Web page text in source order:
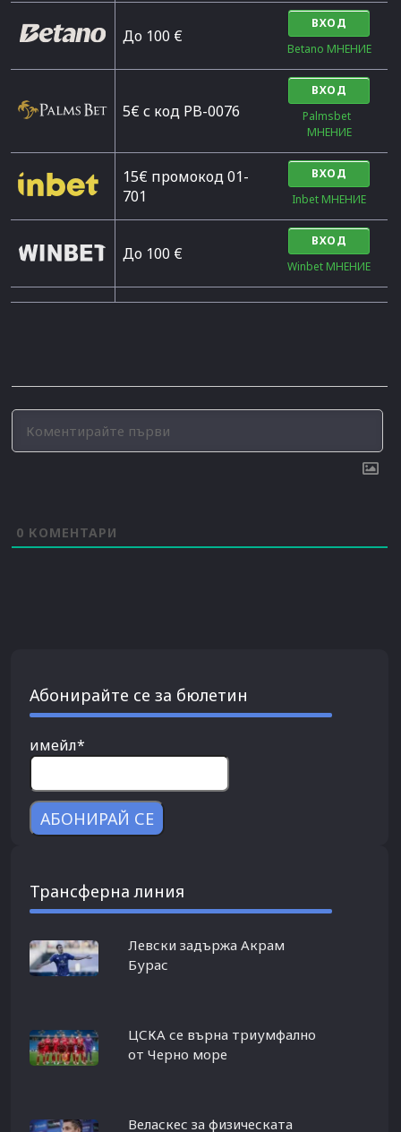
Дo 100 €
ВХОД
Betano МНЕНИЕ
5€ с код PB-0076
ВХОД
Palmsbet
МНЕНИЕ
15€ промокод 01-
701
ВХОД
Inbet МНЕНИЕ
До 100 €
ВХОД
Winbet МНЕНИЕ
0 КОМЕНТАРИ
Абонирайте се за бюлетин
имейл*
Трансферна линия
Левски задържа Акрам
Бурас
ЦСКА се върна триумфално
от Черно море
Веласкес за физическата